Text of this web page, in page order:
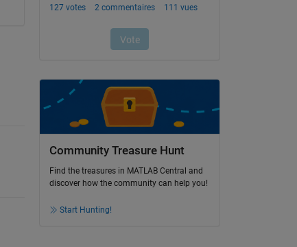
Community Treasure Hunt
Find the treasures in MATLAB Central and
discover how the community can help you!
Start Hunting!